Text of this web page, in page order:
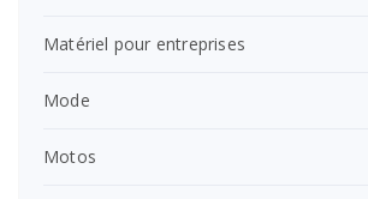
Matériel pour entreprises
Mode
Motos